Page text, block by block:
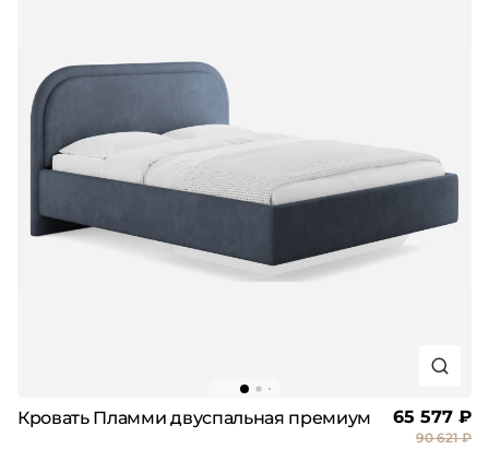
Кровать Пламми двуспальная премиум 65 577 ₽
90 621 ₽